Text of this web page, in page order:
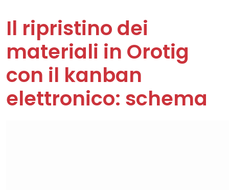
Il ripristino dei
materiali in Orotig
con il kanban
elettronico: schema